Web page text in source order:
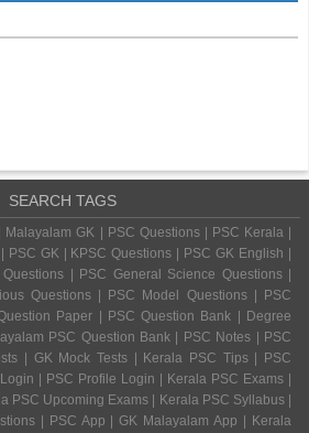
SEARCH TAGS
GK | PSC Questions | PSC Kerala |
PSC GK | KPSC Questions | PSC GK English |
| PSC General Science Questions |
Questions | PSC Model Questions | PSC
Paper | PSC Question Bank | Degree
PSC Question Bank | PSC Notes | PSC
| GK Mock Tests | Kerala PSC Tips | PSC
| PSC Profile Login | Kerala PSC Exams |
PSC Upcoming Exams | Kerala PSC Syllabus |
| PSC App | GK Malayalam App | Kerala